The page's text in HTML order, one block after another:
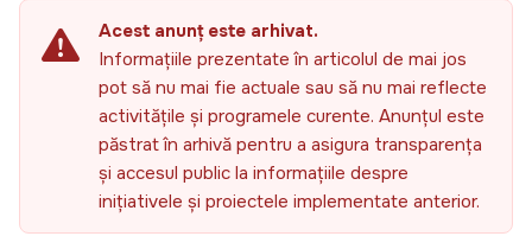
Acest anunț este arhivat.
Informațiile prezentate în articolul de mai jos
pot să nu mai fie actuale sau să nu mai reflecte
activitățile și programele curente. Anunțul este
păstrat în arhivă pentru a asigura transparența
și accesul public la informațiile despre
inițiativele și proiectele implementate anterior.